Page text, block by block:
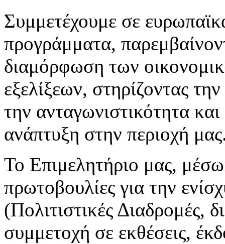
Συμμετέχουμε σε
προγράμματα,
διαμόρφωση των
εξελίξεων, στηρίζοντας
την ανταγωνιστικότητα
ανάπτυξη στην περιοχή
Το Επιμελητήριο μας,
πρωτοβουλίες για την
(Πολιτιστικές Διαδρομές,
συμμετοχή σε εκθέσεις,